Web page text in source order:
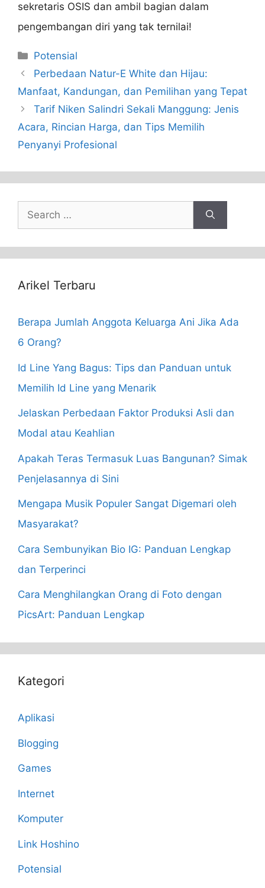
sekretaris OSIS dan ambil bagian dalam
pengembangan diri yang tak ternilai!
Categories
Potensial
Perbedaan Natur-E White dan Hijau:
Manfaat, Kandungan, dan Pemilihan yang Tepat
Tarif Niken Salindri Sekali Manggung: Jenis
Acara, Rincian Harga, dan Tips Memilih
Penyanyi Profesional
Search
for:
Arikel Terbaru
Berapa Jumlah Anggota Keluarga Ani Jika Ada
6 Orang?
Id Line Yang Bagus: Tips dan Panduan untuk
Memilih Id Line yang Menarik
Jelaskan Perbedaan Faktor Produksi Asli dan
Modal atau Keahlian
Apakah Teras Termasuk Luas Bangunan? Simak
Penjelasannya di Sini
Mengapa Musik Populer Sangat Digemari oleh
Masyarakat?
Cara Sembunyikan Bio IG: Panduan Lengkap
dan Terperinci
Cara Menghilangkan Orang di Foto dengan
PicsArt: Panduan Lengkap
Kategori
Aplikasi
Blogging
Games
Internet
Komputer
Link Hoshino
Potensial